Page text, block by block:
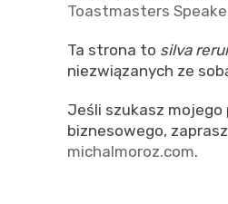
Toastmasters
Ta strona to silva
niezwiązanych ze
Jeśli szukasz mojego
biznesowego,
michalmoroz.com.